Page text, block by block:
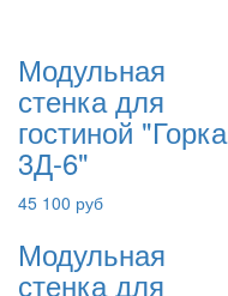
Модульная
стенка для
гостиной "Горка
3Д-6"
45 100 руб
Модульная
стенка для